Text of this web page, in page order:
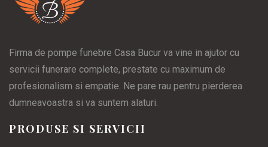
Firma de pompe funebre Casa Bucur va vine in ajutor cu
servicii funerare complete, prestate cu maximum de
profesionalism si empatie. Ne pare rau pentru pierderea
dumneavoastra si va suntem alaturi.
PRODUSE SI SERVICII